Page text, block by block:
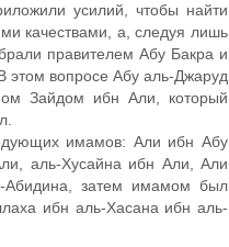
усилий, чтобы найти
качествами, а, следуя лишь
правителем Абу Бакра и
этом вопросе Абу аль-Джаруд
Зайдом ибн Али, который
имамов: Али ибн Абу
аль-Хусайна ибн Али, Али
Абидина, затем имамом был
ибн аль-Хасана ибн аль-